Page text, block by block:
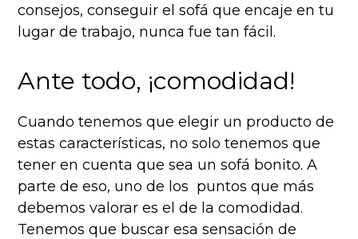
consejos, conseguir el sofá que encaje en tu
lugar de trabajo, nunca fue tan fácil.
Ante todo, ¡comodidad!
Cuando tenemos que elegir un producto de
estas características, no solo tenemos que
tener en cuenta que sea un sofá bonito. A
parte de eso, uno de los puntos que más
debemos valorar es el de la comodidad.
Tenemos que buscar esa sensación de